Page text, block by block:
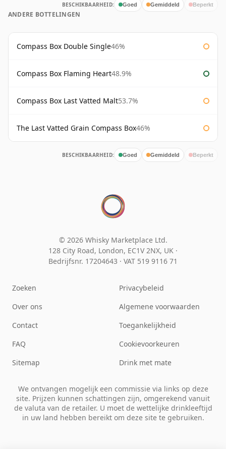
BESCHIKBAARHEID: Goed Gemiddeld Beperkt
ANDERE BOTTELINGEN
Compass Box Double Single46%
Compass Box Flaming Heart48.9%
Compass Box Last Vatted Malt53.7%
The Last Vatted Grain Compass Box46%
BESCHIKBAARHEID: Goed Gemiddeld Beperkt
© 2026 Whisky Marketplace Ltd.
128 City Road, London, EC1V 2NX, UK ·
Bedrijfsnr. 17204643 · VAT 519 9116 71
Zoeken
Over ons
Contact
FAQ
Sitemap
Privacybeleid
Algemene voorwaarden
Toegankelijkheid
Cookievoorkeuren
Drink met mate
We ontvangen mogelijk een commissie via links op deze
site. Prijzen kunnen schattingen zijn, omgerekend vanuit
de valuta van de retailer. U moet de wettelijke drinkleeftijd
in uw land hebben bereikt om deze site te gebruiken.